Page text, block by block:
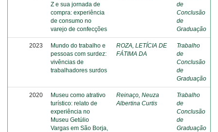
Z e sua jornada de
compra: experiência
de consumo no
varejo de confecções
de
Conclusão
de
Graduação
2023
Mundo do trabalho e
pessoas com surdez:
vivências de
trabalhadores surdos
ROZA, LETÍCIA DE
FÁTIMA DA
Trabalho
de
Conclusão
de
Graduação
2020
Museu como atrativo
turístico: relato de
experiência no
Museu Getúlio
Vargas em São Borja,
Reinaço, Neuza
Albertina Curtis
Trabalho
de
Conclusão
de
Graduação